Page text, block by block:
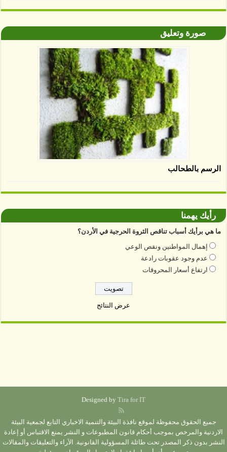
صورة وتعليق
الرسم بالطحالب
رأيك يهمنا
ما هي برأيك أسباب تناقص الثروة الحرجية في الأردن؟
إهمال المواطنين ونقص الوعي
عدم وجود عقوبات رادعة
ارتفاع أسعار المحروقات
عرض النتائج
Designed by Tira for IT
جميع الحقوق محفوظة لموقع نافذة البيئة والتنمية الاخباري التابع لجمعية البيئة
الاردنية والمرخص بموجب أحكام قانون المطبوعات و النشر يمنع الاقتباس أو إعادة
النشر بدون ذكر المصدر تحت طائلة المسؤولية القانونية. الآراء والتعليقات والمقالات